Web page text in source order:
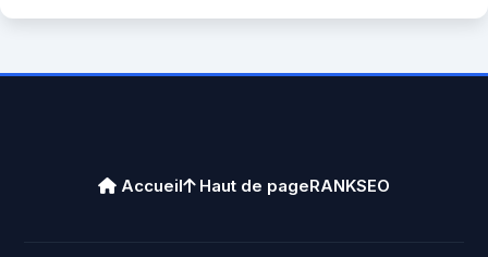
Accueil Haut de pageRANKSEO